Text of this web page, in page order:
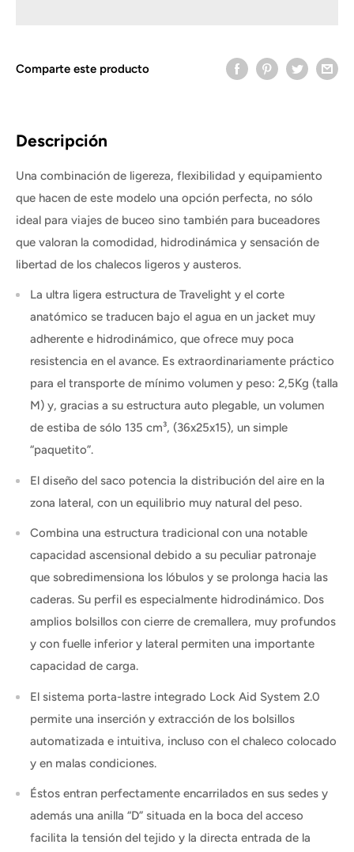
Comparte este producto
Descripción
Una combinación de ligereza, flexibilidad y equipamiento
que hacen de este modelo una opción perfecta, no sólo
ideal para viajes de buceo sino también para buceadores
que valoran la comodidad, hidrodinámica y sensación de
libertad de los chalecos ligeros y austeros.
La ultra ligera estructura de Travelight y el corte
anatómico se traducen bajo el agua en un jacket muy
adherente e hidrodinámico, que ofrece muy poca
resistencia en el avance. Es extraordinariamente práctico
para el transporte de mínimo volumen y peso: 2,5Kg (talla
M) y, gracias a su estructura auto plegable, un volumen
de estiba de sólo 135 cm³, (36x25x15), un simple
“paquetito”.
El diseño del saco potencia la distribución del aire en la
zona lateral, con un equilibrio muy natural del peso.
Combina una estructura tradicional con una notable
capacidad ascensional debido a su peculiar patronaje
que sobredimensiona los lóbulos y se prolonga hacia las
caderas. Su perfil es especialmente hidrodinámico. Dos
amplios bolsillos con cierre de cremallera, muy profundos
y con fuelle inferior y lateral permiten una importante
capacidad de carga.
El sistema porta-lastre integrado Lock Aid System 2.0
permite una inserción y extracción de los bolsillos
automatizada e intuitiva, incluso con el chaleco colocado
y en malas condiciones.
Éstos entran perfectamente encarrilados en sus sedes y
además una anilla “D” situada en la boca del acceso
facilita la tensión del tejido y la directa entrada de la